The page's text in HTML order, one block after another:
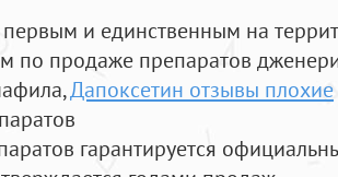
и единственным на
по продаже препаратов
,Дапоксетин отзывы плохие
гарантируется